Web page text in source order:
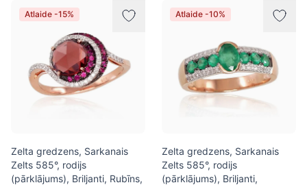
Atlaide -15%
Zelta gredzens, Sarkanais
Zelts 585°, rodijs
(pārklājums), Briljanti, Rubīns,
Atlaide -10%
Zelta gredzens, Sarkanais
Zelts 585°, rodijs
(pārklājums), Briljanti,